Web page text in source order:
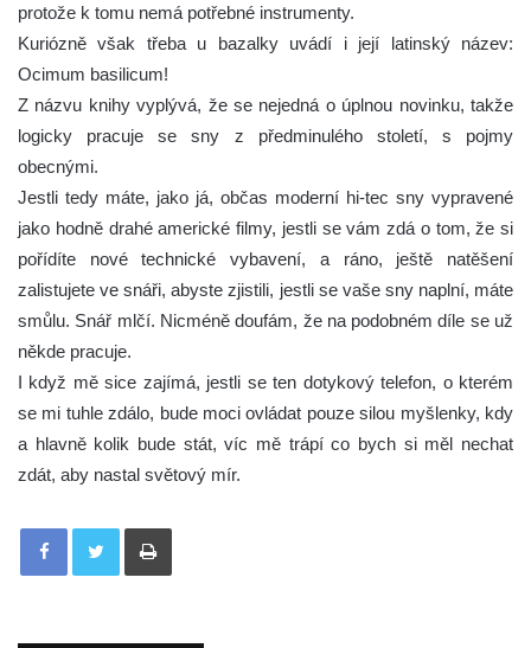
protože k tomu nemá potřebné instrumenty.
Kuriózně však třeba u bazalky uvádí i její latinský název:
Ocimum basilicum!
Z názvu knihy vyplývá, že se nejedná o úplnou novinku, takže
logicky pracuje se sny z předminulého století, s pojmy
obecnými.
Jestli tedy máte, jako já, občas moderní hi-tec sny vypravené
jako hodně drahé americké filmy, jestli se vám zdá o tom, že si
pořídíte nové technické vybavení, a ráno, ještě natěšení
zalistujete ve snáři, abyste zjistili, jestli se vaše sny naplní, máte
smůlu. Snář mlčí. Nicméně doufám, že na podobném díle se už
někde pracuje.
I když mě sice zajímá, jestli se ten dotykový telefon, o kterém
se mi tuhle zdálo, bude moci ovládat pouze silou myšlenky, kdy
a hlavně kolik bude stát, víc mě trápí co bych si měl nechat
zdát, aby nastal světový mír.
Tisknout